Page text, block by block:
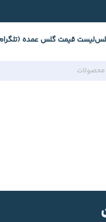
لیست قیمت گلس عمده